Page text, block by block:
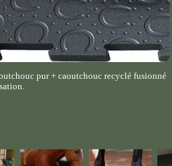
pur + caoutchouc recyclé fusionné